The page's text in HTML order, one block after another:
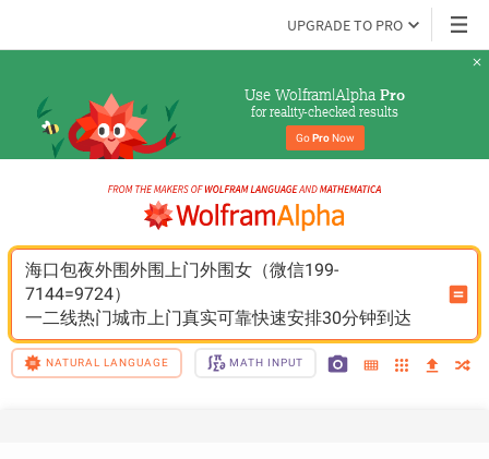
UPGRADE TO PRO
Use Wolfram|Alpha Pro
for reality-checked results
Go Pro Now
海口包夜外围外围上门外围女（微信199-
7144=9724）
一二线热门城市上门真实可靠快速安排30分钟到达
NATURAL LANGUAGE MATH INPUT